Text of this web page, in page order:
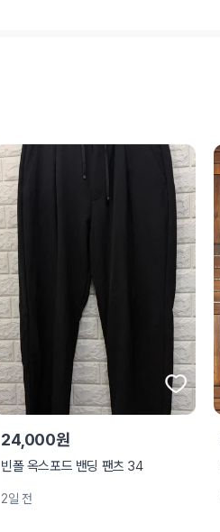
24,000원
빈폴 옥스포드 밴딩 팬츠 34
2일 전